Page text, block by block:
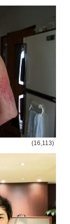
(16,113)